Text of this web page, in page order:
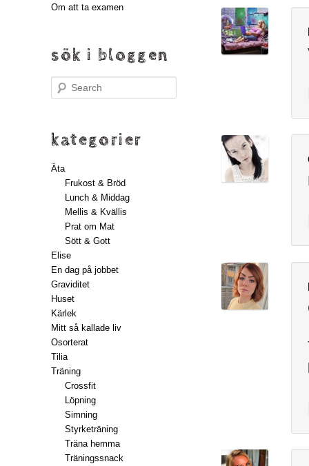
Om att ta examen
sök i bloggen
Search
kategorier
Äta
Frukost & Bröd
Lunch & Middag
Mellis & Kvällis
Prat om Mat
Sött & Gott
Elise
En dag på jobbet
Graviditet
Huset
Kärlek
Mitt så kallade liv
Osorterat
Tilia
Träning
Crossfit
Löpning
Simning
Styrketräning
Träna hemma
Träningssnack